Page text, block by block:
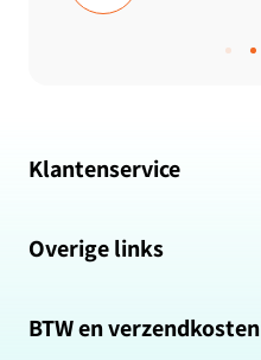
Klantenservice
Algemene voorwaarden
Retour & Terugbetaling
Overige links
Zakelijk bestellen
BTW en verzendkosten